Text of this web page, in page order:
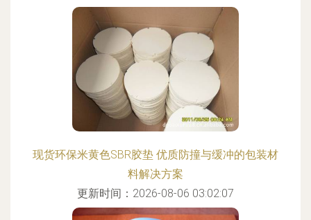
现货环保米黄色SBR胶垫 优质防撞与缓冲的包装材
料解决方案
更新时间：2026-08-06 03:02:07